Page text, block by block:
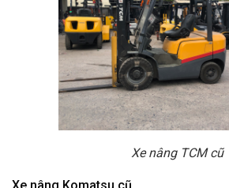
Xe nâng TCM cũ
Xe nâng Komatsu cũ